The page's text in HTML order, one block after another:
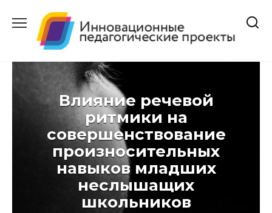
содержанию
Влияние речевой
ритмики на
совершенствование
произносительных
навыков младших
неслышащих
школьников